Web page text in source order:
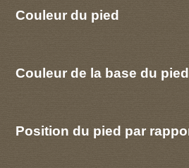
Couleur du pied
Couleur de la base du pied
Position du pied par